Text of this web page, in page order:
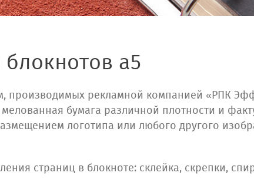
а5
производимых рекламной компанией «РПК
бумага различной плотности и
логотипа или любого другого
страниц в блокноте: склейка, скрепки,